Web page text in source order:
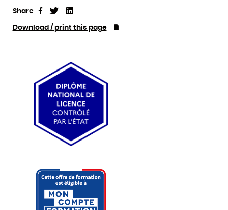
Share ShareTweet
Download / print this page